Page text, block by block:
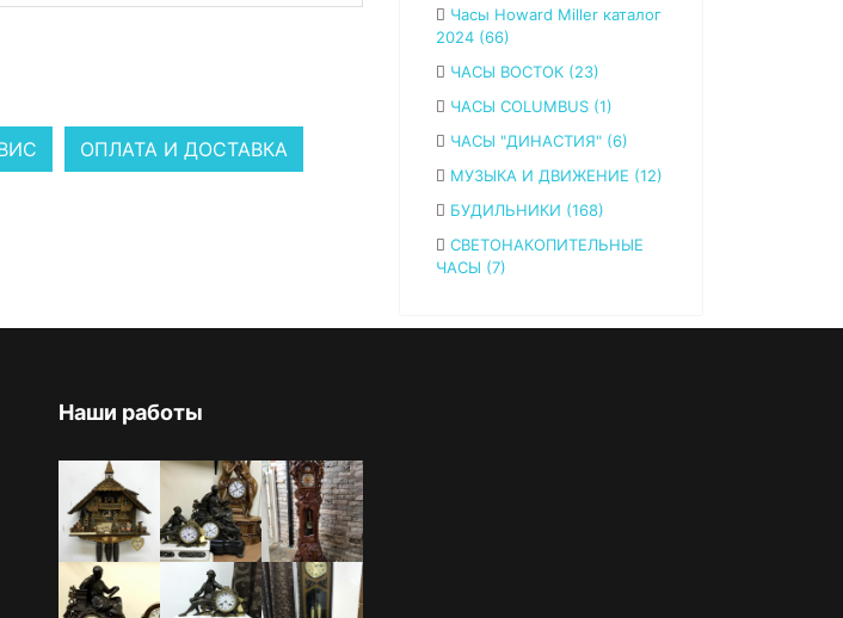
ОПЛАТА И ДОСТАВКА
Часы Howard Miller каталог
2024 (66)
ЧАСЫ ВОСТОК (23)
ЧАСЫ COLUMBUS (1)
ЧАСЫ "ДИНАСТИЯ" (6)
МУЗЫКА И ДВИЖЕНИЕ (12)
БУДИЛЬНИКИ (168)
СВЕТОНАКОПИТЕЛЬНЫЕ
ЧАСЫ (7)
Наши работы